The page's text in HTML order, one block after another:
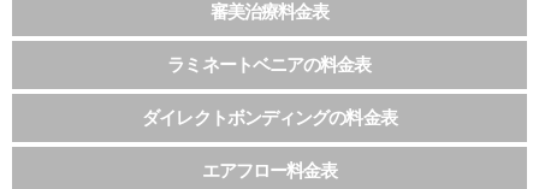
審美治療料金表
ラミネートベニアの料金表
ダイレクトボンディングの料金表
エアフロー料金表